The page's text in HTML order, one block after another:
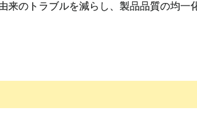
来のトラブルを減らし、製品品質の均一